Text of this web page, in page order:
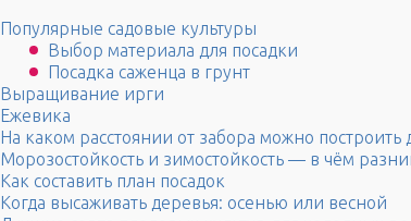
Популярные садовые культуры
Выбор материала для посадки
Посадка саженца в грунт
Выращивание ирги
Ежевика
На каком расстоянии от забора можно построить
Морозостойкость и зимостойкость — в чём
Как составить план посадок
Когда высаживать деревья: осенью или весной